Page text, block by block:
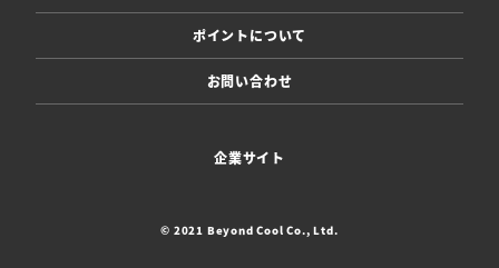
ポイントについて
お問い合わせ
企業サイト
© 2021 Beyond Cool Co., Ltd.